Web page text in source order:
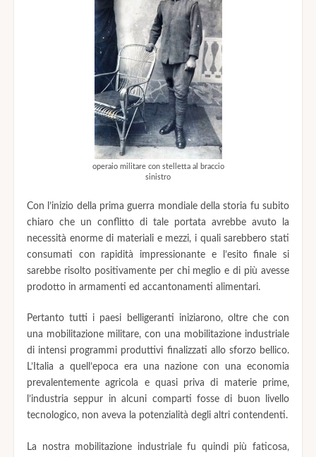
operaio militare con stelletta al braccio
sinistro
Con l’inizio della prima guerra mondiale della storia fu subito
chiaro che un conflitto di tale portata avrebbe avuto la
necessità enorme di materiali e mezzi, i quali sarebbero stati
consumati con rapidità impressionante e l’esito finale si
sarebbe risolto positivamente per chi meglio e di più avesse
prodotto in armamenti ed accantonamenti alimentari.
Pertanto tutti i paesi belligeranti iniziarono, oltre che con
una mobilitazione militare, con una mobilitazione industriale
di intensi programmi produttivi finalizzati allo sforzo bellico.
L’Italia a quell’epoca era una nazione con una economia
prevalentemente agricola e quasi priva di materie prime,
l’industria seppur in alcuni comparti fosse di buon livello
tecnologico, non aveva la potenzialità degli altri contendenti.
La nostra mobilitazione industriale fu quindi più faticosa,